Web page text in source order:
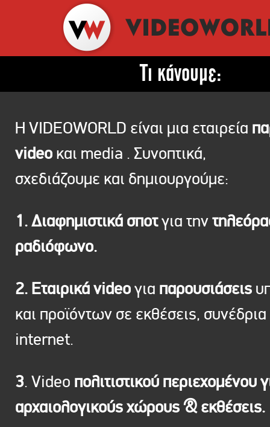
Τι κάνουμε:
Η VIDEOWORLD είναι μια εταιρεία
video και media . Συνοπτικά,
σχεδιάζουμε και δημιουργούμε:
1. Διαφημιστικά σποτγια την
ραδιόφωνο.
2. Εταιρικά videoγια παρουσιάσεις
και προϊόντων σε εκθέσεις, συνέδρια
internet.
3. Video πολιτιστικού περιεχομένου
αρχαιολογικούς χώρους & εκθέσεις.